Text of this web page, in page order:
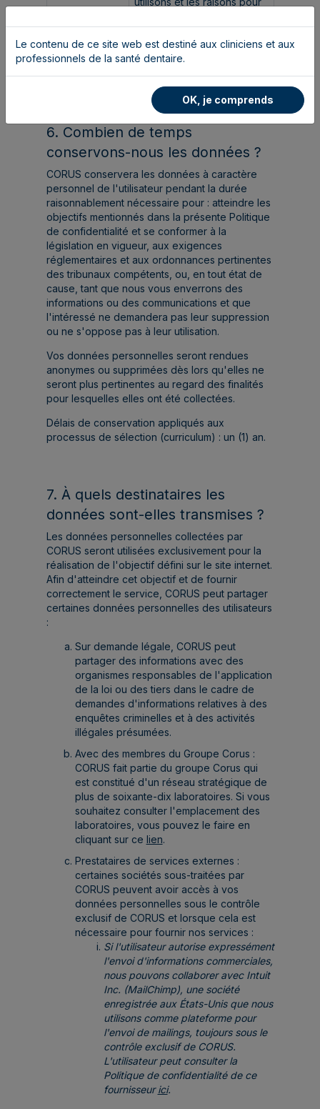
veuillez consulter notre
Politique en matière de
cookies.
6. Combien de temps
conservons-nous les données ?
CORUS conservera les données à caractère
personnel de l'utilisateur pendant la durée
raisonnablement nécessaire pour : atteindre les
objectifs mentionnés dans la présente Politique
de confidentialité et se conformer à la
législation en vigueur, aux exigences
réglementaires et aux ordonnances pertinentes
des tribunaux compétents, ou, en tout état de
cause, tant que nous vous enverrons des
informations ou des communications et que
l'intéressé ne demandera pas leur suppression
ou ne s'oppose pas à leur utilisation.
Vos données personnelles seront rendues
anonymes ou supprimées dès lors qu'elles ne
seront plus pertinentes au regard des finalités
pour lesquelles elles ont été collectées.
Délais de conservation appliqués aux
processus de sélection (curriculum) : un (1) an.
7. À quels destinataires les
données sont-elles transmises ?
Les données personnelles collectées par
CORUS seront utilisées exclusivement pour la
réalisation de l'objectif défini sur le site internet.
Afin d'atteindre cet objectif et de fournir
correctement le service, CORUS peut partager
certaines données personnelles des utilisateurs
:
Sur demande légale, CORUS peut
partager des informations avec des
organismes responsables de l'application
de la loi ou des tiers dans le cadre de
demandes d'informations relatives à des
enquêtes criminelles et à des activités
illégales présumées.
Avec des membres du Groupe Corus :
CORUS fait partie du groupe Corus qui
est constitué d'un réseau stratégique de
plus de soixante-dix laboratoires. Si vous
souhaitez consulter l'emplacement des
laboratoires, vous pouvez le faire en
cliquant sur ce lien.
Prestataires de services externes :
certaines sociétés sous-traitées par
CORUS peuvent avoir accès à vos
données personnelles sous le contrôle
exclusif de CORUS et lorsque cela est
nécessaire pour fournir nos services :
Si l'utilisateur autorise expressément
l'envoi d'informations commerciales,
nous pouvons collaborer avec Intuit
Inc. (MailChimp), une société
enregistrée aux États-Unis que nous
utilisons comme plateforme pour
l'envoi de mailings, toujours sous le
contrôle exclusif de CORUS.
L'utilisateur peut consulter la
Politique de confidentialité de ce
fournisseurici.
Le contenu de ce site web est destiné aux cliniciens et aux
professionnels de la santé dentaire.
OK, je comprends